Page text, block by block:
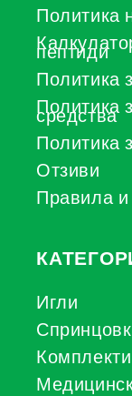
Политика
пептиди
Политика
Политика
средства
Политика
Отзиви
Правила и
Игли